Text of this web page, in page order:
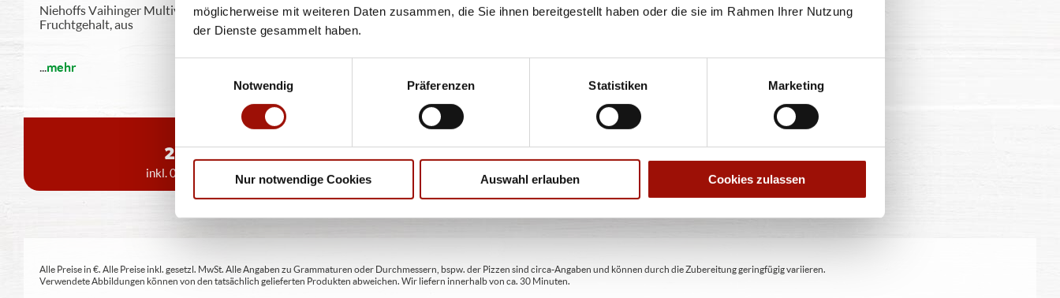
möglicherweise mit weiteren Daten zusammen, die Sie ihnen bereitgestellt haben oder die sie im Rahmen Ihrer Nutzung
der Dienste gesammelt haben.
Notwendig
Präferenzen Statistiken Marketing
Nur notwendige Cookies Auswahl erlauben Cookies zulassen
Niehoffs Vaihinger Multivitamin-10- Fruchtsaft: 100%
Fruchtgehalt, aus
...mehr
2,00 €
inkl. 0,15 € Pfand
Niehoffs Vaihinger Apfelsaft klar: 100% Fruchtgehalt,
mehr
inkl. 0,15 € Pfand
Alle Preise in €. Alle Preise inkl. gesetzl. MwSt. Alle Angaben zu Grammaturen oder Durchmessern, bspw. der Pizzen sind circa-Angaben und können durch die Zubereitung geringfügig variieren.
Verwendete Abbildungen können von den tatsächlich gelieferten Produkten abweichen. Wir liefern innerhalb von ca. 30 Minuten.